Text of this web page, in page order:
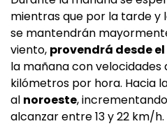
mientras que por la tarde y
se mantendrán
viento, provendrá desde
la mañana con velocidades
kilómetros por hora. Hacia
al noroeste,
alcanzar entre 13 y 22 km/h.